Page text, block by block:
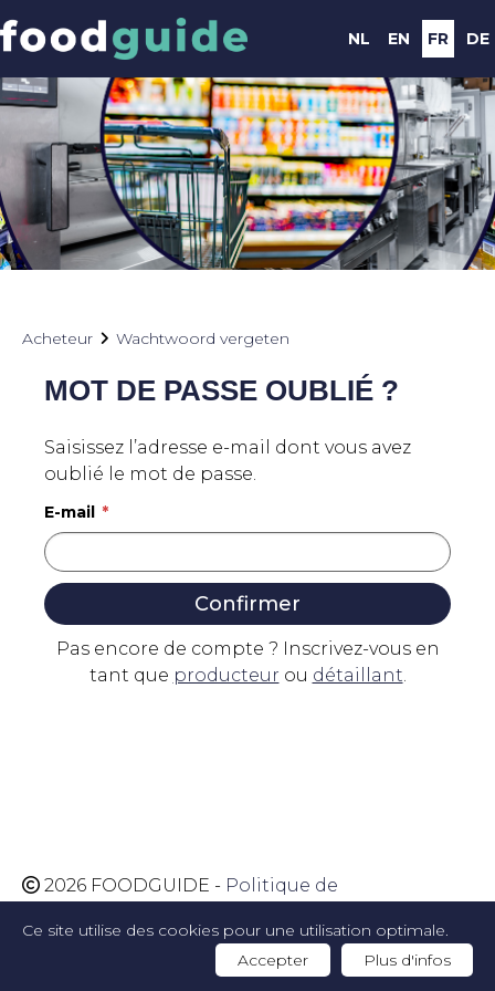
Ce site utilise des cookies pour une utilisation optimale.
Accepter
Plus d'infos
NL EN FR DE
Acheteur Wachtwoord vergeten
MOT DE PASSE OUBLIÉ ?
Saisissez l’adresse e-mail dont vous avez
oublié le mot de passe.
E-mail
Confirmer
Pas encore de compte ? Inscrivez-vous en
tant que producteur ou détaillant.
2026 FOODGUIDE - Politique de
by Artex